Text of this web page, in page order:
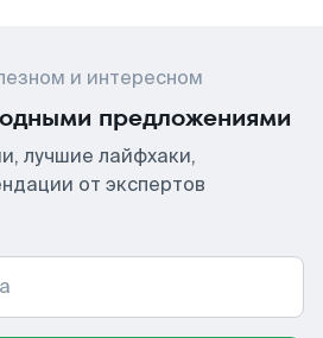
и интересном
предложениями
лучшие лайфхаки,
от экспертов